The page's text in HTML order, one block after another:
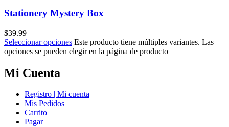
Stationery Mystery Box
$39.99
Seleccionar opciones Este producto tiene múltiples variantes. Las
opciones se pueden elegir en la página de producto
Mi Cuenta
Registro | Mi cuenta
Mis Pedidos
Carrito
Pagar